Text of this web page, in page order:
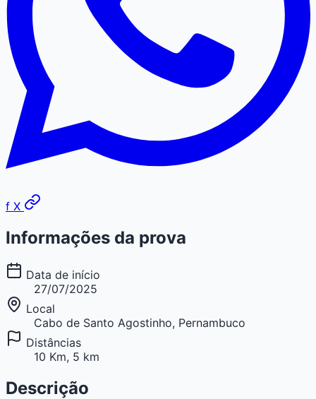
f X
Informações da prova
Data de início
27/07/2025
Local
Cabo de Santo Agostinho, Pernambuco
Distâncias
10 Km, 5 km
Descrição